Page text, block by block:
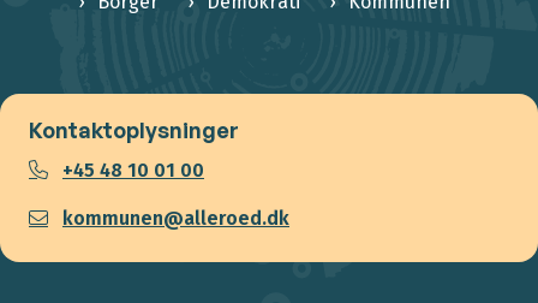
Kontaktoplysninger
+45 48 10 01 00
kommunen@alleroed.dk